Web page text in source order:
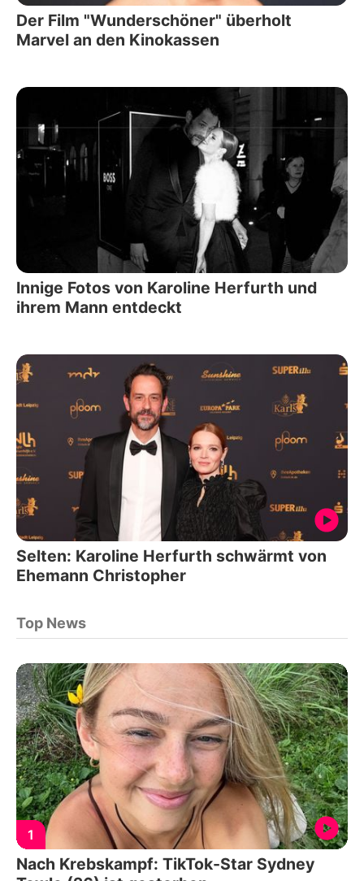
Der Film "Wunderschöner" überholt
Marvel an den Kinokassen
Innige Fotos von Karoline Herfurth und
ihrem Mann entdeckt
Selten: Karoline Herfurth schwärmt von
Ehemann Christopher
Top News
1
Nach Krebskampf: TikTok-Star Sydney